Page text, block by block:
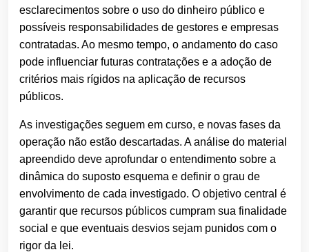
esclarecimentos sobre o uso do dinheiro público e
possíveis responsabilidades de gestores e empresas
contratadas. Ao mesmo tempo, o andamento do caso
pode influenciar futuras contratações e a adoção de
critérios mais rígidos na aplicação de recursos
públicos.
As investigações seguem em curso, e novas fases da
operação não estão descartadas. A análise do material
apreendido deve aprofundar o entendimento sobre a
dinâmica do suposto esquema e definir o grau de
envolvimento de cada investigado. O objetivo central é
garantir que recursos públicos cumpram sua finalidade
social e que eventuais desvios sejam punidos com o
rigor da lei.